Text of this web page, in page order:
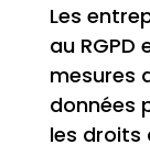
Les
au
mesures
données
les droits